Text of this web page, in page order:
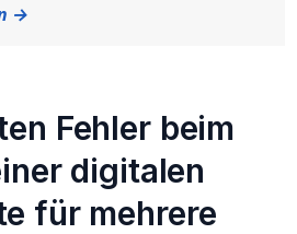
→
Fehler beim
digitalen
für mehrere